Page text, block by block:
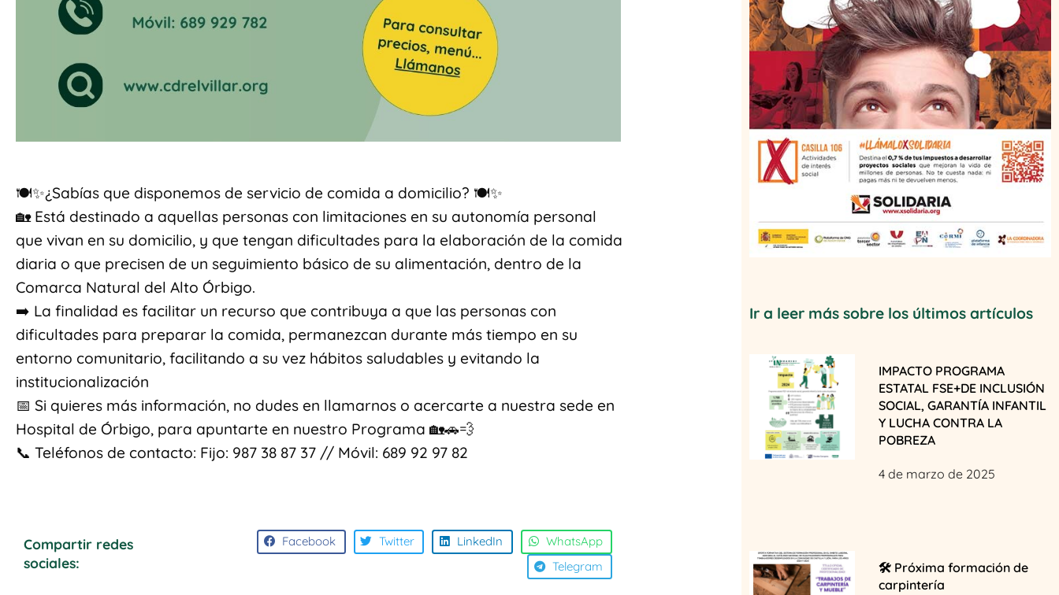
🍽️✨¿Sabías que disponemos de servicio de comida a domicilio? 🍽️✨
🏡 Está destinado a aquellas personas con limitaciones en su autonomía personal
que vivan en su domicilio, y que tengan dificultades para la elaboración de la comida
diaria o que precisen de un seguimiento básico de su alimentación, dentro de la
Comarca Natural del Alto Órbigo.
➡️ La finalidad es facilitar un recurso que contribuya a que las personas con
dificultades para preparar la comida, permanezcan durante más tiempo en su
entorno comunitario, facilitando a su vez hábitos saludables y evitando la
institucionalización
📅 Si quieres más información, no dudes en llamarnos o acercarte a nuestra sede en
Hospital de Órbigo, para apuntarte en nuestro Programa 🏡🚗💨
📞 Teléfonos de contacto: Fijo: 987 38 87 37 // Móvil: 689 92 97 82
Compartir redes
sociales:
Facebook Twitter LinkedIn
WhatsApp
Telegram
Ir a leer más sobre los últimos artículos
IMPACTO PROGRAMA
ESTATAL FSE+DE INCLUSIÓN
SOCIAL, GARANTÍA INFANTIL
Y LUCHA CONTRA LA
POBREZA
4 de marzo de 2025
🛠️ Próxima formación de
carpintería